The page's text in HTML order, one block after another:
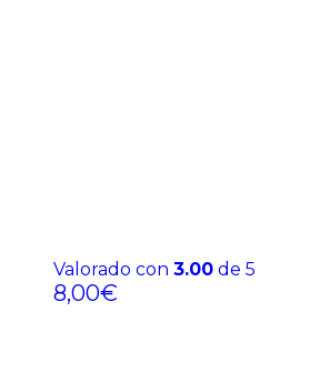
Valorado con 3.00 de 5
8,00€